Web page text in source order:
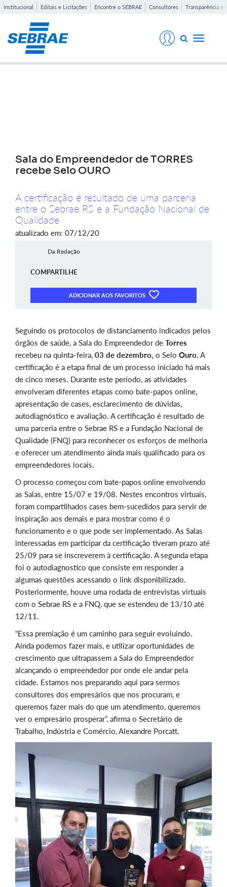
Institucional Editais e Licitações Encontre o SEBRAE Consultores Transparência e
Toggle
Sala do Empreendedor de TORRES
recebe Selo OURO
A certificação é resultado de uma parceria
entre o Sebrae RS e a Fundação Nacional de
Qualidade
atualizado em: 07/12/20
Da Redação
COMPARTILHE
ADICIONAR AOS FAVORITOS
Seguindo os protocolos de distanciamento indicados pelos
órgãos de saúde, a Sala do Empreendedor de Torres
recebeu na quinta-feira, 03 de dezembro, o Selo Ouro. A
certificação é a etapa final de um processo iniciado há mais
de cinco meses. Durante este período, as atividades
envolveram diferentes etapas como bate-papos online,
apresentação de cases, esclarecimento de dúvidas,
autodiagnóstico e avaliação. A certificação é resultado de
uma parceria entre o Sebrae RS e a Fundação Nacional de
Qualidade (FNQ) para reconhecer os esforços de melhoria
e oferecer um atendimento ainda mais qualificado para os
empreendedores locais.
O processo começou com bate-papos online envolvendo
as Salas, entre 15/07 e 19/08. Nestes encontros virtuais,
foram compartilhados cases bem-sucedidos para servir de
inspiração aos demais e para mostrar como é o
funcionamento e o que pode ser implementado. As Salas
interessadas em participar da certificação tiveram prazo até
25/09 para se inscreverem à certificação. A segunda etapa
foi o autodiagnostico que consiste em responder a
algumas questões acessando o link disponibilizado.
Posteriormente, houve uma rodada de entrevistas virtuais
com o Sebrae RS e a FNQ, que se estendeu de 13/10 até
12/11.
“Essa premiação é um caminho para seguir evoluindo.
Ainda podemos fazer mais, e utilizar oportunidades de
crescimento que ultrapassem a Sala do Empreendedor
alcançando o empreendedor por onde ele andar pela
cidade. Estamos nos preparando aqui para sermos
consultores dos empresários que nos procuram, e
queremos fazer mais do que um atendimento, queremos
ver o empresário prosperar”, afirma o Secretário de
Trabalho, Indústria e Comércio, Alexandre Porcatt.